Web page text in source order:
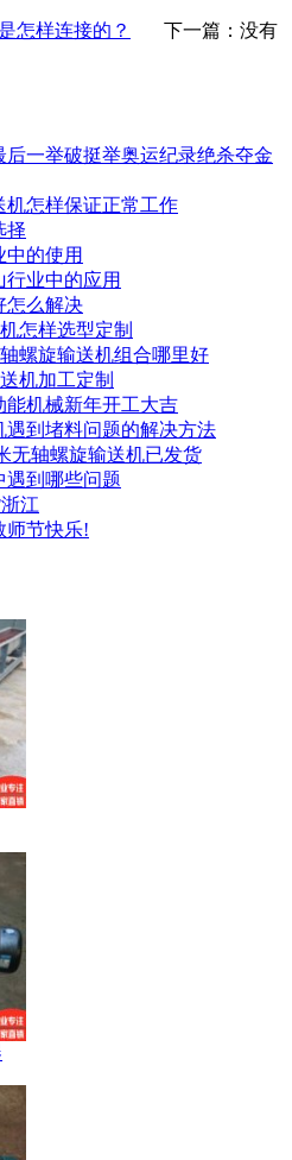
怎样连接的？
下一篇：没有
一举破挺举奥运纪录绝杀夺金
机怎样保证正常工作
择
的使用
业中的应用
怎么解决
怎样选型定制
螺旋输送机组合哪里好
机加工定制
能机械新年开工大吉
到堵料问题的解决方法
无轴螺旋输送机已发货
遇到哪些问题
江
师节快乐!